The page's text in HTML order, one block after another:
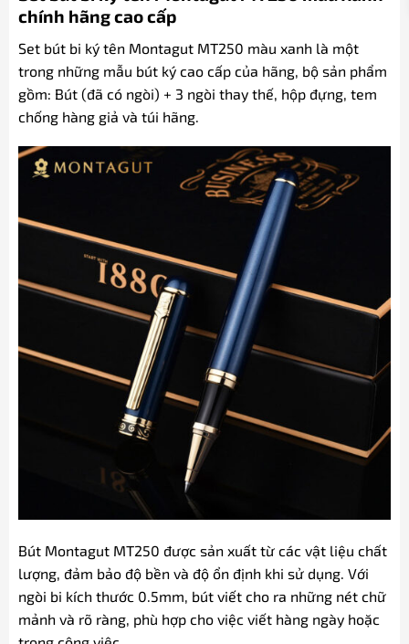
chính hãng cao cấp
Set bút bi ký tên Montagut MT250 màu xanh là một
trong những mẫu bút ký cao cấp của hãng, bộ sản phẩm
gồm: Bút (đã có ngòi) + 3 ngòi thay thế, hộp đựng, tem
chống hàng giả và túi hãng.
Bút Montagut MT250 được sản xuất từ các vật liệu chất
lượng, đảm bảo độ bền và độ ổn định khi sử dụng. Với
ngòi bi kích thước 0.5mm, bút viết cho ra những nét chữ
mảnh và rõ ràng, phù hợp cho việc viết hàng ngày hoặc